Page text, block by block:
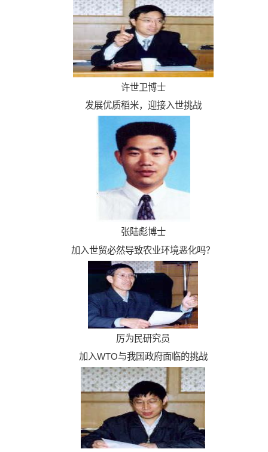
许世卫博士
发展优质稻米，迎接入世挑战
张陆彪博士
加入世贸必然导致农业环境恶化吗？
厉为民研究员
加入WTO与我国政府面临的挑战